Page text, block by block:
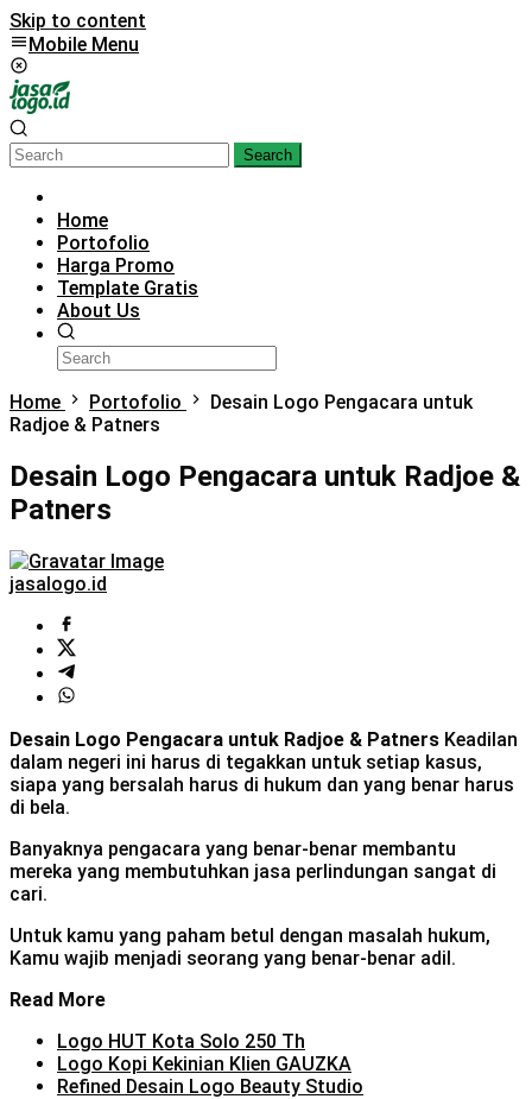
Skip to content
Mobile Menu
Search
Home
Portofolio
Harga Promo
Template Gratis
About Us
Home Portofolio
Desain Logo Pengacara untuk
Radjoe & Patners
Desain Logo Pengacara untuk Radjoe &
Patners
jasalogo.id
Desain Logo Pengacara untuk Radjoe & Patners Keadilan
dalam negeri ini harus di tegakkan untuk setiap kasus,
siapa yang bersalah harus di hukum dan yang benar harus
di bela.
Banyaknya pengacara yang benar-benar membantu
mereka yang membutuhkan jasa perlindungan sangat di
cari.
Untuk kamu yang paham betul dengan masalah hukum,
Kamu wajib menjadi seorang yang benar-benar adil.
Read More
Logo HUT Kota Solo 250 Th
Logo Kopi Kekinian Klien GAUZKA
Refined Desain Logo Beauty Studio